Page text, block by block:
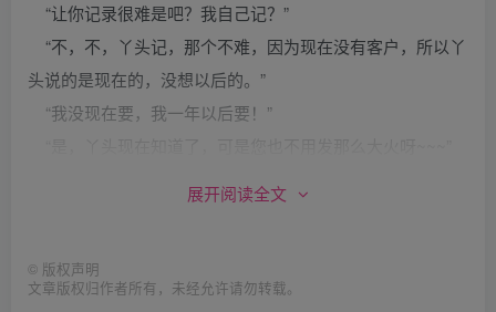
“让你记录很难是吧？我自己记？”
“不，不，丫头记，那个不难，因为现在没有客户，所以丫
头说的是现在的，没想以后的。”
“我没现在要，我一年以后要！”
“过来！”二爷命令道。 二丫头哆哆嗦嗦地跪行几步，来到
展开阅读全文
© 版权声明
文章版权归作者所有，未经允许请勿转载。